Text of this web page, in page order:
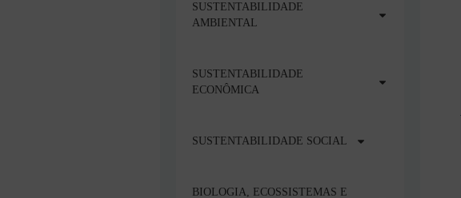
SUSTENTABILIDADE
AMBIENTAL
SUSTENTABILIDADE
ECONÔMICA
SUSTENTABILIDADE SOCIAL
BIOLOGIA, ECOSSISTEMAS E